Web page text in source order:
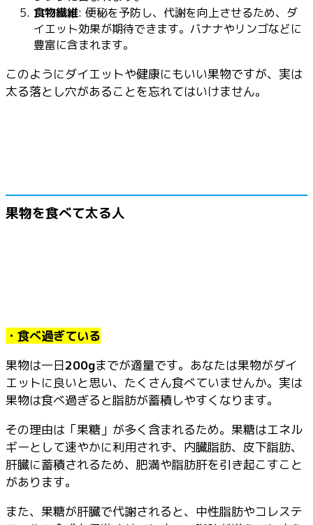
食物繊維: 便秘を予防し、代謝を向上させるため、ダ
イエット効果が期待できます。バナナやリンゴなどに
豊富に含まれます。
このようにダイエットや健康にもいい果物ですが、実は
太る落とし穴があることを忘れてはいけません。
果物を食べて太る人
・食べ過ぎている
果物は一日200gまでが適量です。あなたは果物がダイ
エットに良いと思い、たくさん食べていませんか。実は
果物は食べ過ぎると脂肪が蓄積しやすくなります。
その理由は「果糖」が多く含まれるため。果糖はエネル
ギーとして速やかに利用されず、内臓脂肪、皮下脂肪、
肝臓に蓄積されるため、肥満や脂肪肝を引き起こすこと
があります。
また、果糖が肝臓で代謝されると、中性脂肪やコレステ